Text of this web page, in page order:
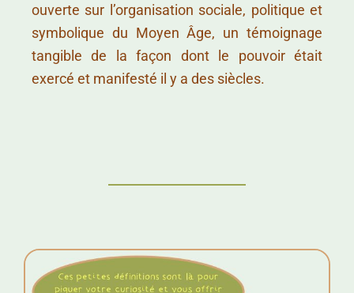
ouverte sur l’organisation sociale, politique et
symbolique du Moyen Âge, un témoignage
tangible de la façon dont le pouvoir était
exercé et manifesté il y a des siècles.